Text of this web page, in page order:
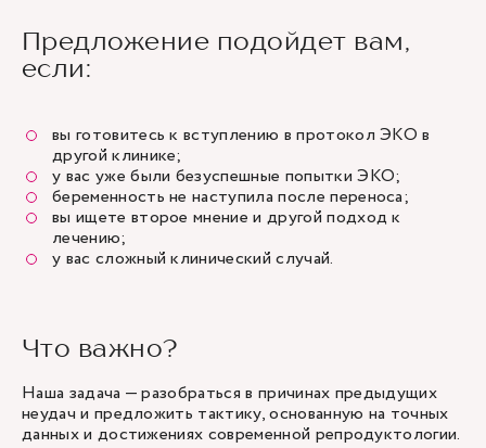
Предложение подойдет вам,
если:
вы готовитесь к вступлению в протокол ЭКО в
другой клинике;
у вас уже были безуспешные попытки ЭКО;
беременность не наступила после переноса;
вы ищете второе мнение и другой подход к
лечению;
у вас сложный клинический случай.
Что важно?
Наша задача — разобраться в причинах предыдущих
неудач и предложить тактику, основанную на точных
данных и достижениях современной репродуктологии.